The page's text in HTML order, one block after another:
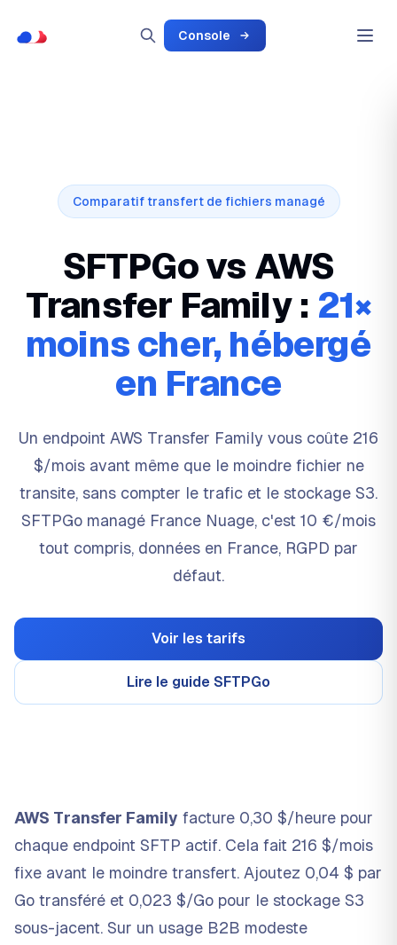
Console
Comparatif transfert de fichiers managé
SFTPGo vs AWS
Transfer Family : 21×
moins cher, hébergé
en France
Un endpoint AWS Transfer Family vous coûte 216
$/mois avant même que le moindre fichier ne
transite, sans compter le trafic et le stockage S3.
SFTPGo managé France Nuage, c'est 10 €/mois
tout compris, données en France, RGPD par
défaut.
Voir les tarifs
Lire le guide SFTPGo
AWS Transfer Family facture 0,30 $/heure pour
chaque endpoint SFTP actif. Cela fait 216 $/mois
fixe avant le moindre transfert. Ajoutez 0,04 $ par
Go transféré et 0,023 $/Go pour le stockage S3
sous-jacent. Sur un usage B2B modeste